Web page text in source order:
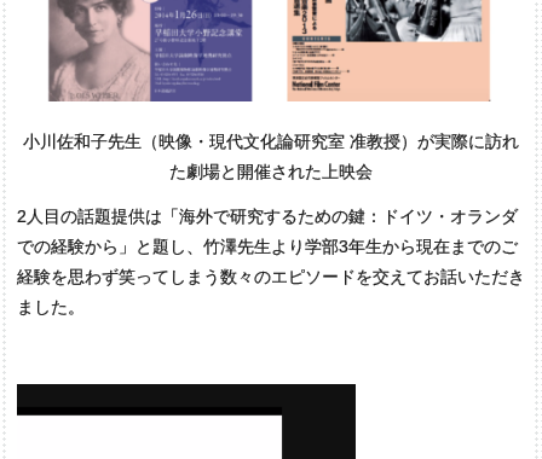
小川佐和子先生（映像・現代文化論研究室 准教授）が実際に訪れ
た劇場と開催された上映会
2人目の話題提供は「海外で研究するための鍵：ドイツ・オランダ
での経験から」と題し、竹澤先生より学部3年生から現在までのご
経験を思わず笑ってしまう数々のエピソードを交えてお話いただき
ました。